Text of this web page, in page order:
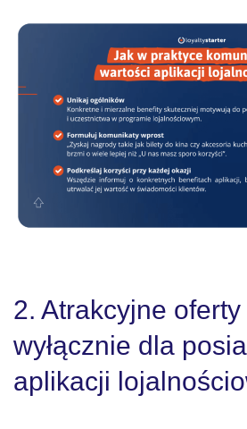
2. Atrakcyjne
wyłącznie dla
aplikacji